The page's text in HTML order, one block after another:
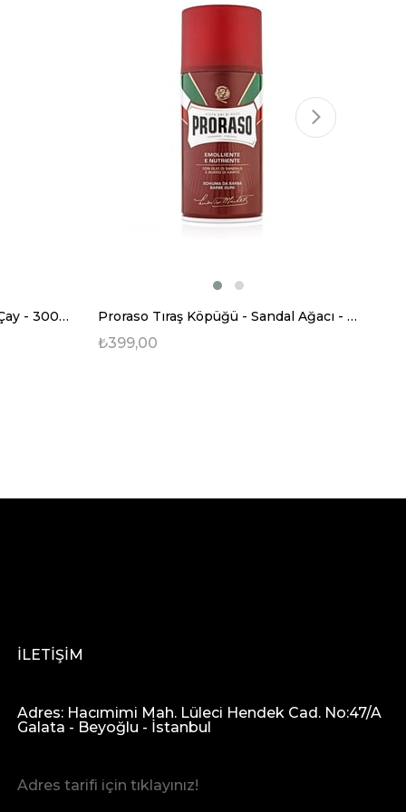
Proraso Tıraş Köpüğü - Yeşil Çay - 300 ml Proraso Tıraş Köpüğü - Sandal Ağacı - 300 ml
₺399,00
İLETİŞİM
Adres: Hacımimi Mah. Lüleci Hendek Cad. No:47/A
Galata - Beyoğlu - İstanbul
Adres tarifi için tıklayınız!